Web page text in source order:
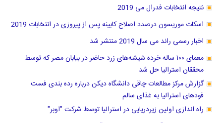
نتیجه انتخابات فدرال می 2019
اسکات موریسون درصدد اصلاح کابینه پس از پیروزی در انتخابات 2019
اخبار رسمی راند می سال 2019 منتشر شد
معمای ۱۰۰ ساله خرده شیشه‌های زرد حاضر در بیابان مصر که توسط
محققان استرالیا حل شد
گزارش مرکز مطالعات چاقی دانشگاه دیکن درباره رده بندی فست
فودهای استرالیا به غذای سالم
راه اندازی اولین زیردریایی در استرالیا توسط شرکت "اوبر"